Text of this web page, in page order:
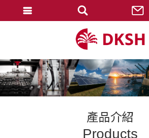
產品介紹
Products
忘記密碼
變更密碼
修改個人資料